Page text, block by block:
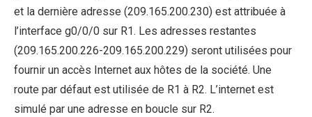
et la dernière adresse (209.165.200.230) est attribuée à
l’interface g0/0/0 sur R1. Les adresses restantes
(209.165.200.226-209.165.200.229) seront utilisées pour
fournir un accès Internet aux hôtes de la société. Une
route par défaut est utilisée de R1 à R2. L’internet est
simulé par une adresse en boucle sur R2.